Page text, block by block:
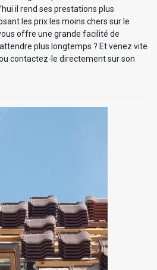
il rend ses prestations plus
les prix les moins chers sur le
offre une grande facilité de
plus longtemps ? Et venez vite
contactez-le directement sur son